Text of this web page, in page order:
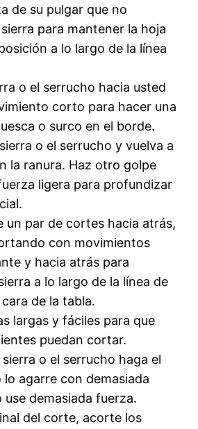
de su pulgar que no
para mantener la hoja
a lo largo de la línea
o el serrucho hacia usted
corto para hacer una
o surco en el borde.
o el serrucho y vuelva a
la ranura. Haz otro golpe
ligera para profundizar
un par de cortes hacia atrás,
con movimientos
y hacia atrás para
a lo largo de la línea de
de la tabla.
largas y fáciles para que
puedan cortar.
sierra o el serrucho haga el
agarre con demasiada
use demasiada fuerza.
del corte, acorte los